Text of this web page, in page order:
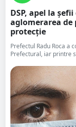
DSP, apel la
aglomerarea de
protecție
Prefectul Radu Roca a
Prefectural, iar printre